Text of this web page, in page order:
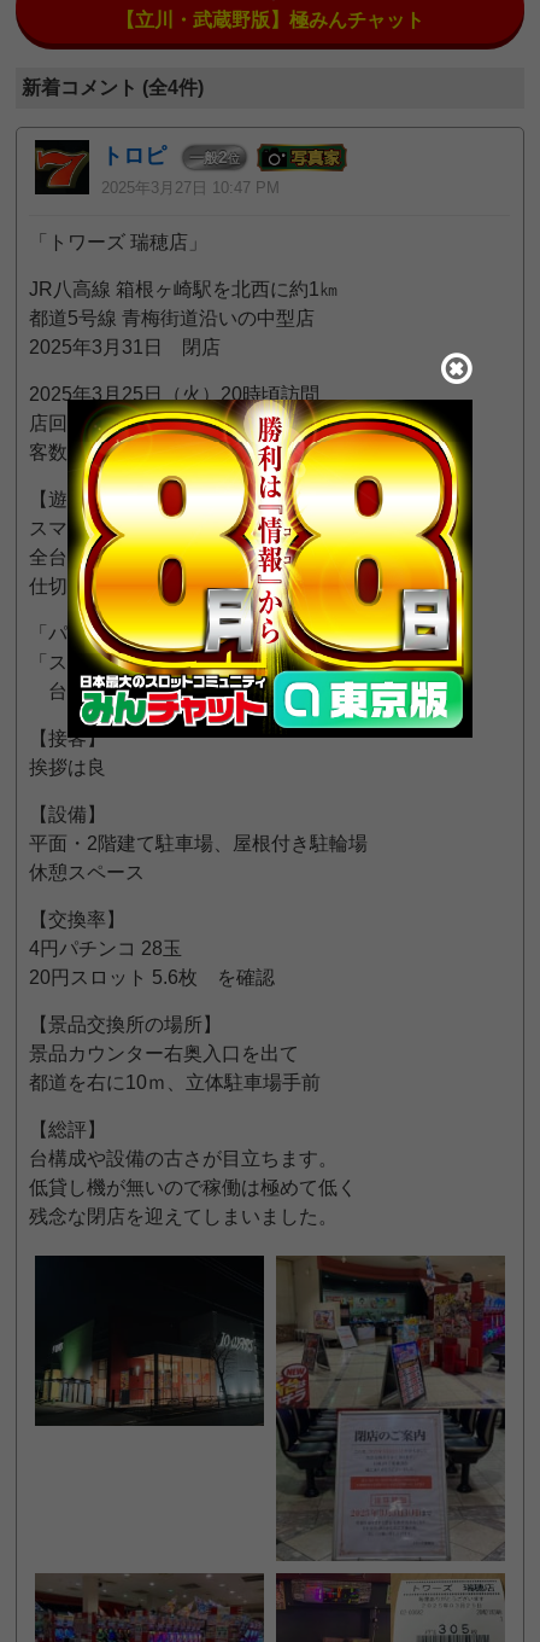
【立川・武蔵野版】極みんチャット
新着コメント (全4件)
トロピ 一般2位
2025年3月27日 10:47 PM
「トワーズ 瑞穂店」
JR八高線 箱根ヶ崎駅を北西に約1㎞
都道5号線 青梅街道沿いの中型店
2025年3月31日 閉店
2025年3月25日（火）20時頃訪問
店回りの照明は消された省エネ営業
客数 パチンコ 1名、スロット 6名
【遊技環境】
スマパチ・スマスロ未設置
全台 箱使用、小型表示機
仕切りボード・USB無し
「パチンコ」 旧紙幣のみ対応
「スロット」 通路にカード販売機
台サンド投入口は閉ざされていました
【接客】
挨拶は良
【設備】
平面・2階建て駐車場、屋根付き駐輪場
休憩スペース
【交換率】
4円パチンコ 28玉
20円スロット 5.6枚 を確認
【景品交換所の場所】
景品カウンター右奥入口を出て
都道を右に10ｍ、立体駐車場手前
【総評】
台構成や設備の古さが目立ちます。
低貸し機が無いので稼働は極めて低く
残念な閉店を迎えてしまいました。